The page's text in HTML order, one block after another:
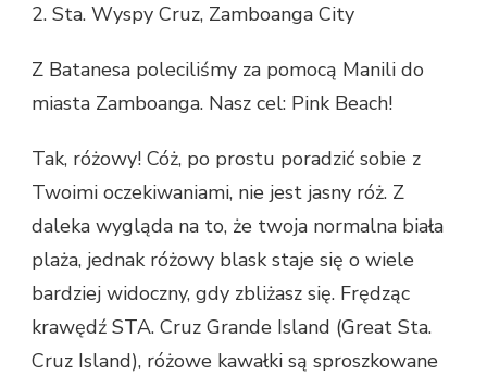
2. Sta. Wyspy Cruz, Zamboanga City
Z Batanesa poleciliśmy za pomocą Manili do
miasta Zamboanga. Nasz cel: Pink Beach!
Tak, różowy! Cóż, po prostu poradzić sobie z
Twoimi oczekiwaniami, nie jest jasny róż. Z
daleka wygląda na to, że twoja normalna biała
plaża, jednak różowy blask staje się o wiele
bardziej widoczny, gdy zbliżasz się. Frędząc
krawędź STA. Cruz Grande Island (Great Sta.
Cruz Island), różowe kawałki są sproszkowane